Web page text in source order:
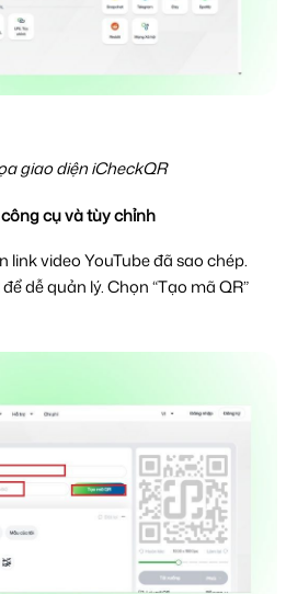
giao diện iCheckQR
cụ và tùy chỉnh
link video YouTube đã sao chép.
dễ quản lý. Chọn “Tạo mã QR”